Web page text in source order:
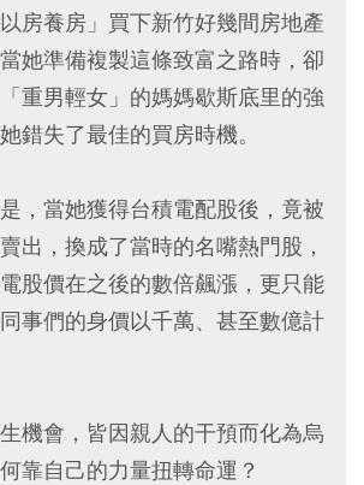
房養房」買下新竹好幾間房地產
她準備複製這條致富之路時，卻
重男輕女」的媽媽歇斯底里的強
錯失了最佳的買房時機。
，當她獲得台積電配股後，竟被
出，換成了當時的名嘴熱門股，
股價在之後的數倍飆漲，更只能
事們的身價以千萬、甚至數億計
機會，皆因親人的干預而化為烏
靠自己的力量扭轉命運？